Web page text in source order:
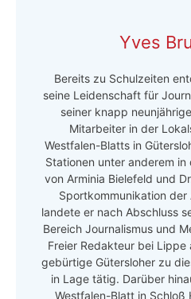
Yves
Bereits zu Schulzeiten
seine Leidenschaft für
seiner knapp
Mitarbeiter in der
Westfalen-Blatts in
Stationen unter anderem
von Arminia Bielefeld und
Sportkommunikation
landete er nach Abschluss
Bereich Journalismus und
Freier Redakteur bei Lippe
gebürtige Gütersloher zu
in Lage tätig. Darüber